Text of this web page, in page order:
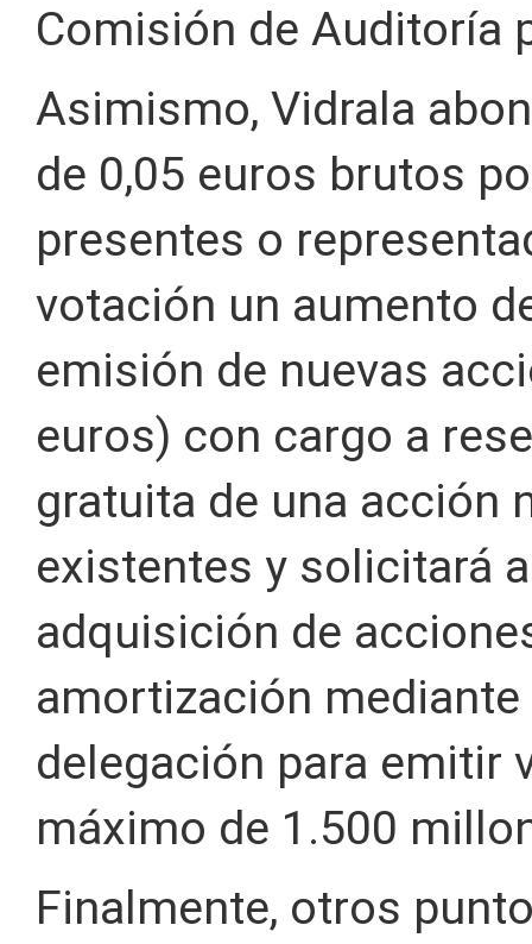
Comisión de Auditoría
Asimismo, Vidrala
de 0,05 euros brutos
presentes o
votación un aumento
emisión de nuevas
euros) con cargo a
gratuita de una acción
existentes y solicitará
adquisición de
amortización
delegación para emitir
máximo de 1.500
Finalmente, otros